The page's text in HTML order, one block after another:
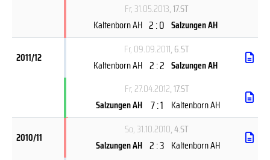
Fr, 31.05.2013, 17.ST
Kaltenborn AH 2 : 0 Salzungen AH
2011/12
Fr, 09.09.2011, 6.ST
Kaltenborn AH 2 : 2 Salzungen AH
Fr, 27.04.2012, 17.ST
Salzungen AH 7 : 1 Kaltenborn AH
2010/11
So, 31.10.2010, 4.ST
Salzungen AH 2 : 3 Kaltenborn AH